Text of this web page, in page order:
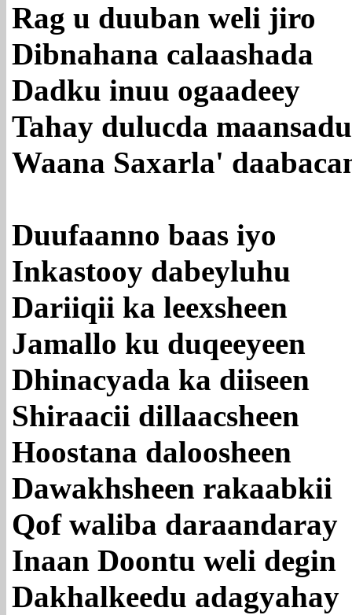
Rag u duuban weli jiro
Dibnahana calaashada
Dadku inuu ogaadeey
Tahay dulucda maansadu
Waana Saxarla'
Duufaanno baas iyo
Inkastooy dabeyluhu
Dariiqii ka leexsheen
Jamallo ku duqeeyeen
Dhinacyada ka diiseen
Shiraacii dillaacsheen
Hoostana daloosheen
Dawakhsheen rakaabkii
Qof waliba daraandaray
Inaan Doontu weli degin
Dakhalkeedu adagyahay